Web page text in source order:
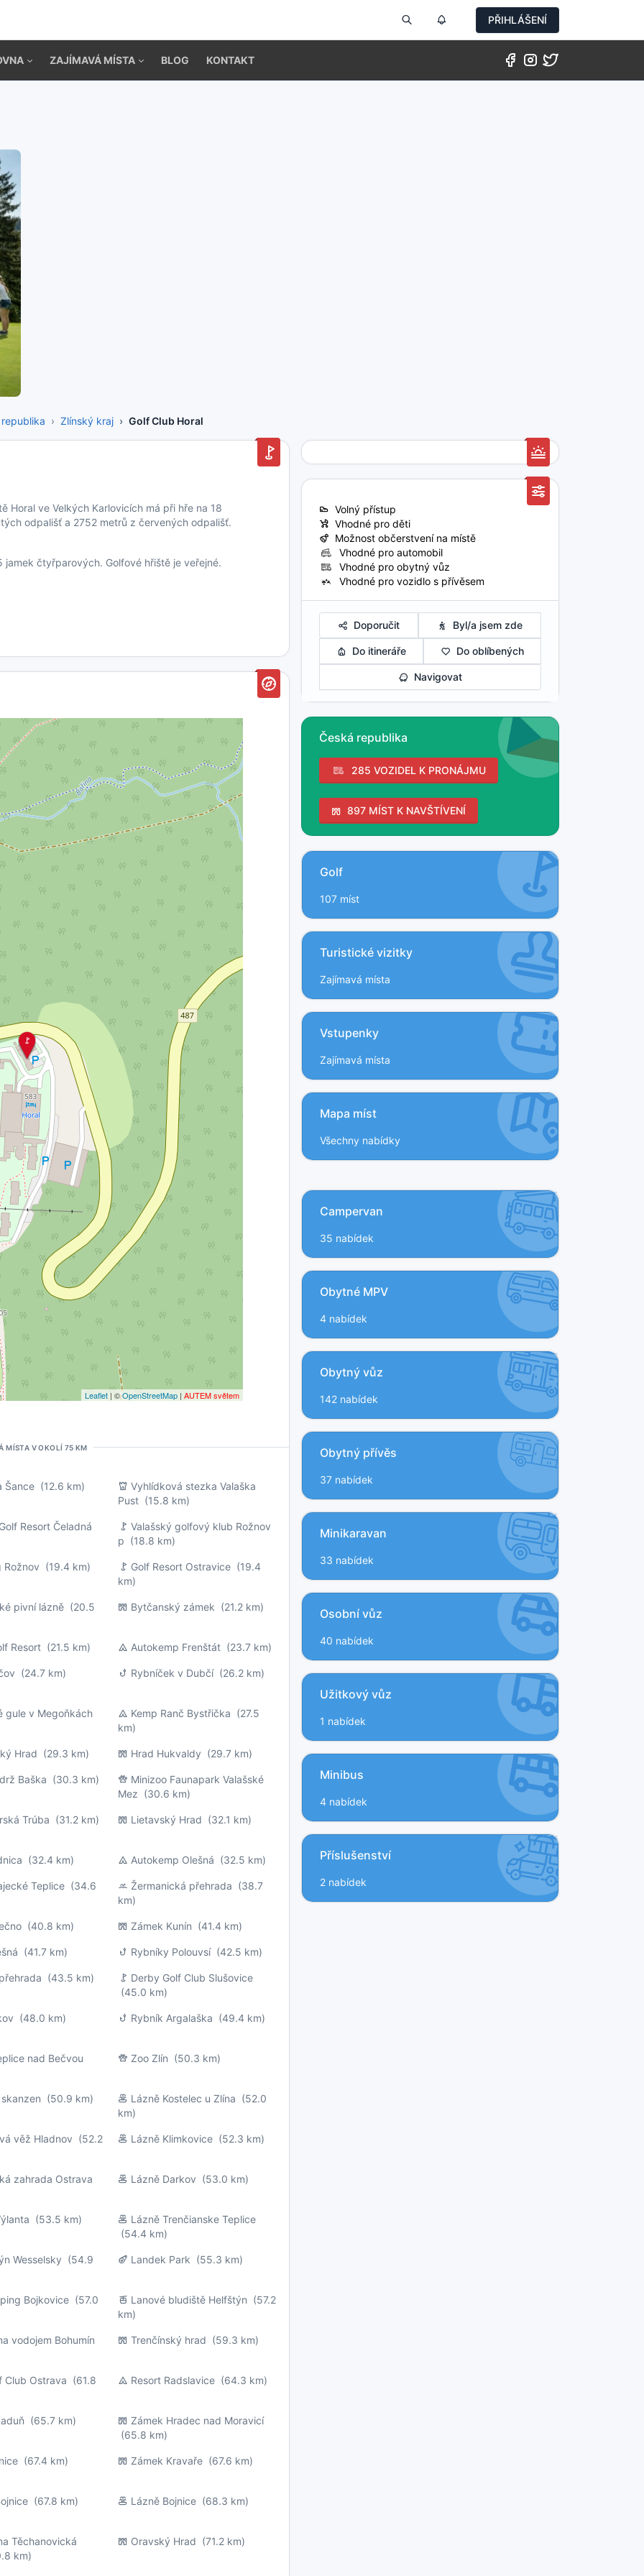
PŘIHLÁŠENÍ
ZAJÍMAVÁ MÍSTA BLOG KONTAKT
Zlínský kraj Golf Club Horal
Horal ve Velkých Karlovicích má při hře na 18
odpališť a 2752 metrů z červených odpališť.
čtyřparových. Golfové hřiště je veřejné.
Leaflet | ©OpenStreetMap |AUTEM světem
MÍSTA V OKOLÍ 75 KM
Šance (12.6 km)
Vyhlídková stezka Valaška
Pust(15.8 km)
Resort Čeladná
Valašský golfový klub Rožnov
p (18.8 km)
Rožnov (19.4 km) Golf Resort Ostravice(19.4
km)
pivní lázně (20.5 Bytčanský zámek (21.2 km)
Resort (21.5 km) Autokemp Frenštát(23.7 km)
(24.7 km) Rybníček v Dubčí(26.2 km)
gule v Megoňkách Kemp Ranč Bystřička (27.5
km)
Hrad (29.3 km) Hrad Hukvaldy (29.7 km)
Baška (30.3 km)
Minizoo Faunapark Valašské
Mez (30.6 km)
Trúba (31.2 km) Lietavský Hrad (32.1 km)
(32.4 km) Autokemp Olešná (32.5 km)
Teplice (34.6 Žermanická přehrada (38.7
km)
(40.8 km) Zámek Kunín (41.4 km)
(41.7 km) Rybníky Polouvsí(42.5 km)
(43.5 km)
Derby Golf Club Slušovice
(45.0 km)
(48.0 km) Rybník Argalaška (49.4 km)
nad Bečvou Zoo Zlín (50.3 km)
(50.9 km) Lázně Kostelec u Zlína (52.0
km)
věž Hladnov (52.2 Lázně Klimkovice(52.3 km)
zahrada Ostrava Lázně Darkov (53.0 km)
(53.5 km)
Lázně Trenčianske Teplice
(54.4 km)
Wesselsky (54.9 Landek Park (55.3 km)
Bojkovice (57.0 Lanové bludiště Helfštýn (57.2
km)
vodojem Bohumín Trenčínský hrad (59.3 km)
Club Ostrava (61.8 Resort Radslavice(64.3 km)
(65.7 km)
Zámek Hradec nad Moravicí
(65.8 km)
(67.4 km) Zámek Kravaře(67.6 km)
(67.8 km) Lázně Bojnice(68.3 km)
Těchanovická
km)
Oravský Hrad (71.2 km)
Volný přístup
Vhodné pro děti
Možnost občerstvení na místě
Vhodné pro automobil
Vhodné pro obytný vůz
Vhodné pro vozidlo s přívěsem
Doporučit Byl/a jsem zde
Do itineráře Do oblíbených
Navigovat
Česká republika
285 VOZIDEL K PRONÁJMU
897 MÍST K NAVŠTÍVENÍ
Golf
107 míst
Turistické vizitky
Zajímavá místa
Vstupenky
Zajímavá místa
Mapa míst
Všechny nabídky
Campervan
35 nabídek
Obytné MPV
4 nabídek
Obytný vůz
142 nabídek
Obytný přívěs
37 nabídek
Minikaravan
33 nabídek
Osobní vůz
40 nabídek
Užitkový vůz
1 nabídek
Minibus
4 nabídek
Příslušenství
2 nabídek